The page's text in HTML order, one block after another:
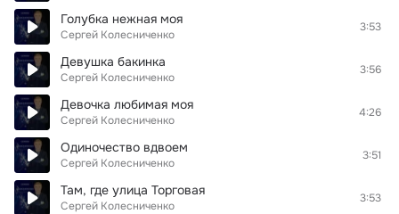
Голубка нежная моя
Сергей Колесниченко
3:53
Девушка бакинка
Сергей Колесниченко
3:56
Девочка любимая моя
Сергей Колесниченко
4:26
Одиночество вдвоем
Сергей Колесниченко
3:51
Там, где улица Торговая
Сергей Колесниченко
3:53